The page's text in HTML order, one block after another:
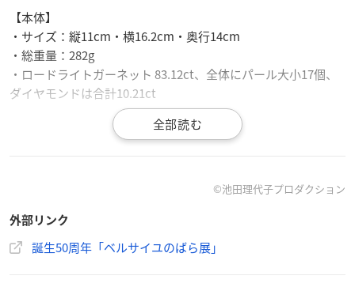
【本体】
・サイズ：縦11cm・横16.2cm・奥行14cm
・総重量：282g
・ロードライトガーネット 83.12ct、全体にパール大小17個、
ダイヤモンドは合計10.21ct
10時〜20時 ※最終日18時
©池田理代子プロダクション
外部リンク
誕生50周年「ベルサイユのばら展」